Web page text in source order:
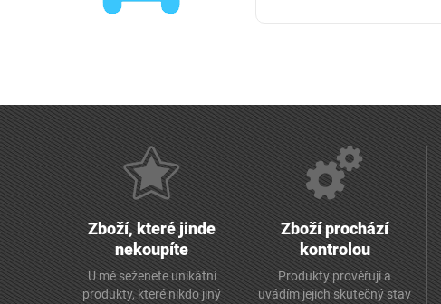
Zboží, které jinde
nekoupíte
U mě seženete unikátní
produkty, které nikdo jiný
Zboží prochází
kontrolou
Produkty prověřuji a
uvádím jejich skutečný stav